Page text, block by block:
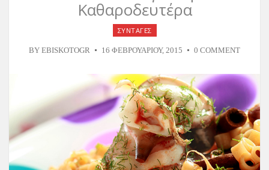
Καθαροδευτέρα
ΣΥΝΤΑΓΕΣ
BY EBISKOTOGR 16 ΦΕΒΡΟΥΑΡΊΟΥ, 2015 0 COMMENT